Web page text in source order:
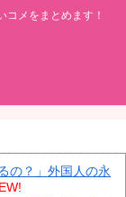
メをまとめます！
の？」外国人の永